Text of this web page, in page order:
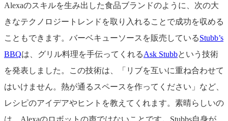
Alexaのスキルを生み出した食品ブランドのように、次の大
きなテクノロジートレンドを取り入れることで成功を収める
こともできます。バーベキューソースを販売しているStubb’s
BBQは、グリル料理を手伝ってくれるAsk Stubbという技術
を発表しました。この技術は、「リブを互いに重ね合わせて
はいけません。熱が通るスペースを作ってください」など、
レシピのアイデアやヒントを教えてくれます。素晴らしいの
は、Alexaのロボットの声ではないことです。Stubbs自身が